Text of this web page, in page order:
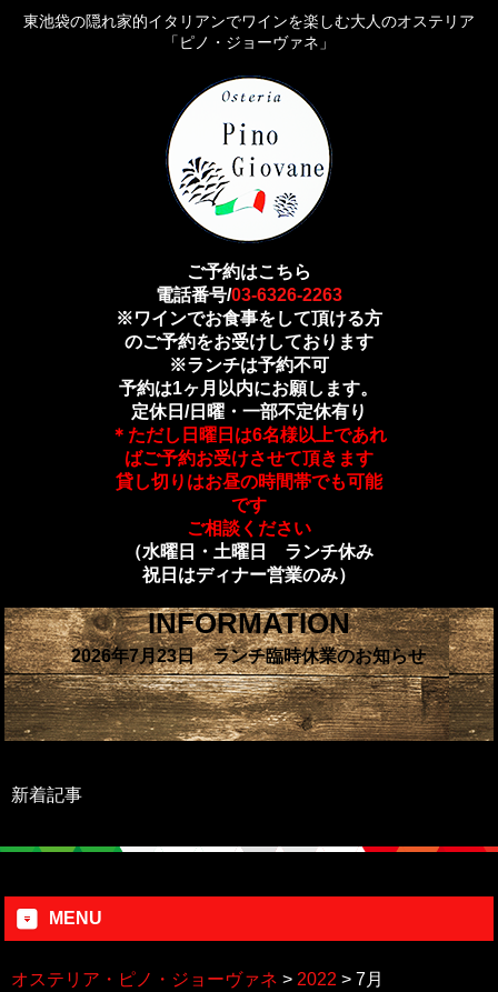
東池袋の隠れ家的イタリアンでワインを楽しむ大人のオステリア
「ピノ・ジョーヴァネ」
ご予約はこちら
電話番号/03-6326-2263
※ワインでお食事をして頂ける方
のご予約をお受けしております
※ランチは予約不可
予約は1ヶ月以内にお願します。
定休日/日曜・一部不定休有り
＊ただし日曜日は6名様以上であれ
ばご予約お受けさせて頂きます
貸し切りはお昼の時間帯でも可能
です
ご相談ください
（水曜日・土曜日 ランチ休み
祝日はディナー営業のみ）
INFORMATION
2026年7月23日 ランチ臨時休業のお知らせ
新着記事
MENU
オステリア・ピノ・ジョーヴァネ > 2022 > 7月